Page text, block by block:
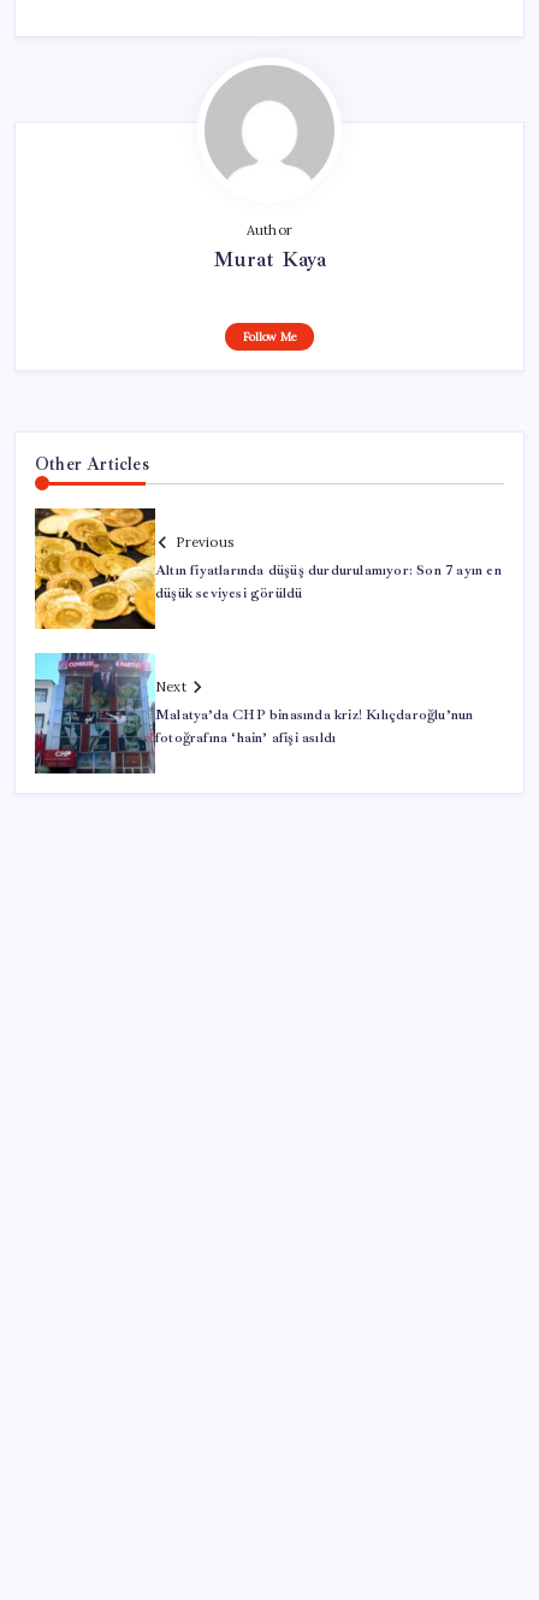
Author
Murat Kaya
Follow Me
Other Articles
Previous
Altın fiyatlarında düşüş durdurulamıyor: Son 7 ayın en
düşük seviyesi görüldü
Next
Malatya’da CHP binasında kriz! Kılıçdaroğlu’nun
fotoğrafına ‘hain’ afişi asıldı